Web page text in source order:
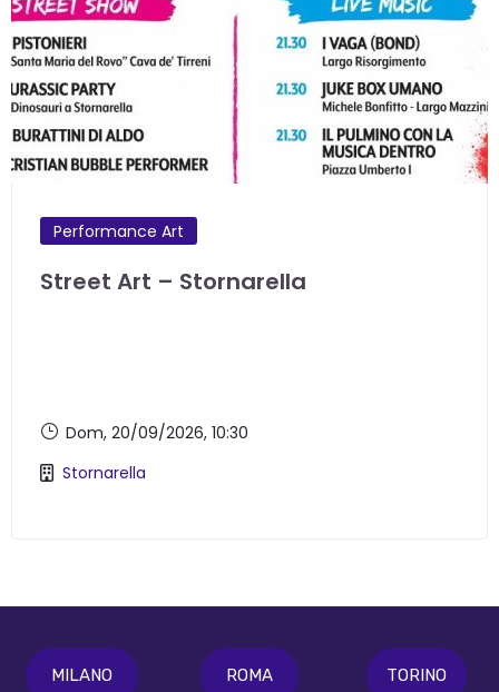
Performance Art
Street Art – Stornarella
Stornarella
Dom, 20/09/2026, 10:30
MILANO ROMA TORINO